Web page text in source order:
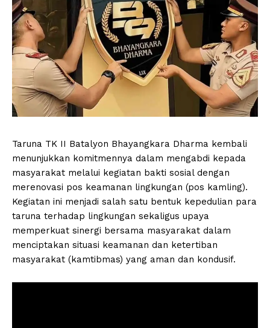
Taruna TK II Batalyon Bhayangkara Dharma kembali
menunjukkan komitmennya dalam mengabdi kepada
masyarakat melalui kegiatan bakti sosial dengan
merenovasi pos keamanan lingkungan (pos kamling).
Kegiatan ini menjadi salah satu bentuk kepedulian para
taruna terhadap lingkungan sekaligus upaya
memperkuat sinergi bersama masyarakat dalam
menciptakan situasi keamanan dan ketertiban
masyarakat (kamtibmas) yang aman dan kondusif.